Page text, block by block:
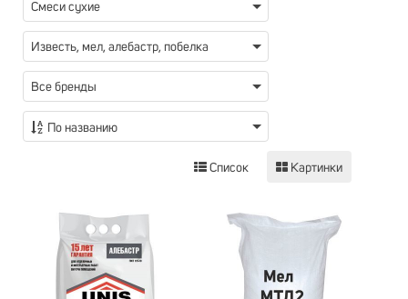
Смеси сухие
Известь, мел, алебастр, побелка
Все бренды
По названию
Список Картинки